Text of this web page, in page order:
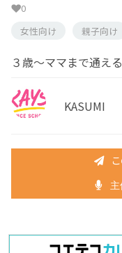
0
女性向け
親子向け
３歳〜ママまで通え
KASUMI